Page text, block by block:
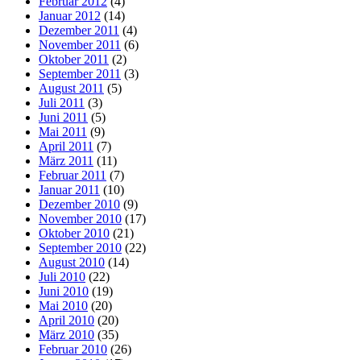
Januar 2012 (14)
Dezember 2011 (4)
November 2011 (6)
Oktober 2011 (2)
September 2011 (3)
August 2011 (5)
Juli 2011 (3)
Juni 2011 (5)
Mai 2011 (9)
April 2011 (7)
März 2011 (11)
Februar 2011 (7)
Januar 2011 (10)
Dezember 2010 (9)
November 2010 (17)
Oktober 2010 (21)
September 2010 (22)
August 2010 (14)
Juli 2010 (22)
Juni 2010 (19)
Mai 2010 (20)
April 2010 (20)
März 2010 (35)
Februar 2010 (26)